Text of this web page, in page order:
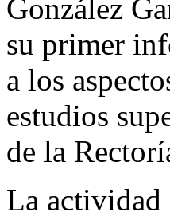
González
su primer
a los
estudios
de la
La actividad